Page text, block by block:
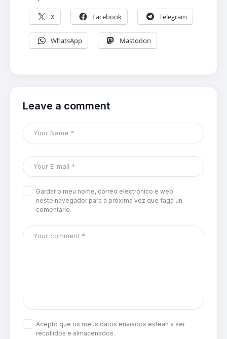
X Facebook Telegram
WhatsApp Mastodon
Leave a comment
Gardar o meu nome, correo electrónico e web
neste navegador para a próxima vez que faga un
comentario.
Acepto que os meus datos enviados estean a ser
recollidos e almacenados.